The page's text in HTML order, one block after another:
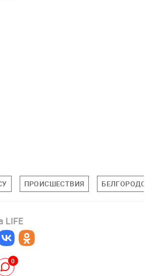
ПРОИСШЕСТВИЯ
LIFE
0